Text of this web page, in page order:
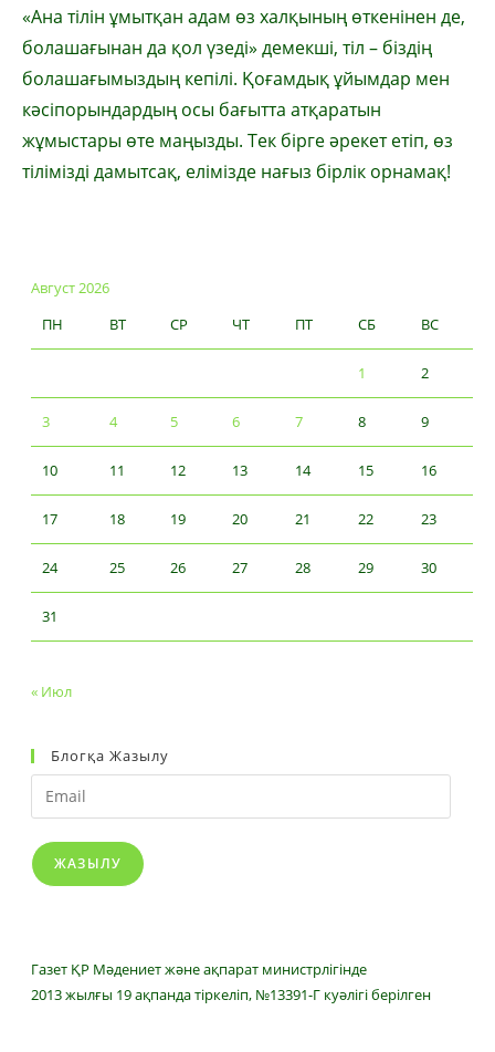
«Ана тілін ұмытқан адам өз халқының өткенінен де,
болашағынан да қол үзеді» демекші, тіл – біздің
болашағымыздың кепілі. Қоғамдық ұйымдар мен
кәсіпорындардың осы бағытта атқаратын
жұмыстары өте маңызды. Тек бірге әрекет етіп, өз
тілімізді дамытсақ, елімізде нағыз бірлік орнамақ!
Август 2026
ПН
ВТ СР ЧТ ПТ СБ ВС
1 2
3 4 5 6 7 8 9
10 11 12 13 14 15 16
17 18 19 20 21 22 23
24 25 26 27 28 29 30
31
« Июл
Блогқа Жазылу
Email
ЖАЗЫЛУ
Газет ҚР Мәдениет және ақпарат министрлігінде
2013 жылғы 19 ақпанда тіркеліп, №13391-Г куәлігі берілген